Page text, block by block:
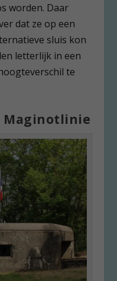
worden. Daar
dat ze op een
sluis kon
letterlijk in een
te
Maginotlinie